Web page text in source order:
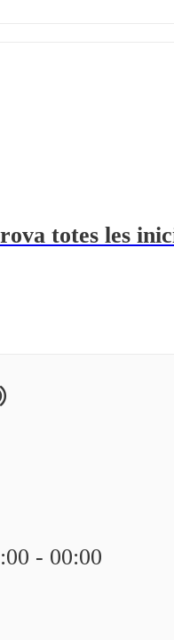
totes les
- 00:00